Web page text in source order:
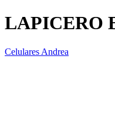
LAPICERO
Celulares Andrea